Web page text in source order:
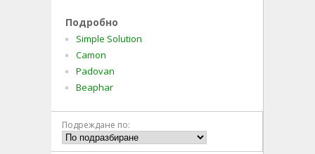
Подробно
Simple Solution
Camon
Padovan
Beaphar
Подреждане по: